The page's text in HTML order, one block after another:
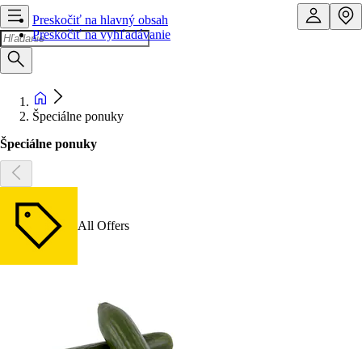
Preskočiť na hlavný obsah
Preskočiť na vyhľadávanie
Špeciálne ponuky
Špeciálne ponuky
All Offers